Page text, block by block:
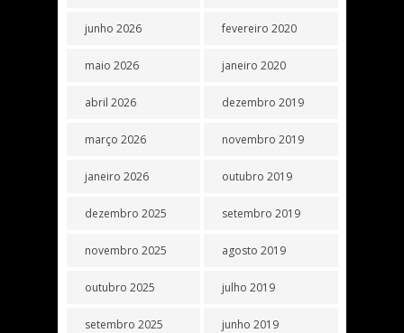
junho 2026
maio 2026
abril 2026
março 2026
janeiro 2026
dezembro 2025
novembro 2025
outubro 2025
setembro 2025
fevereiro 2020
janeiro 2020
dezembro 2019
novembro 2019
outubro 2019
setembro 2019
agosto 2019
julho 2019
junho 2019